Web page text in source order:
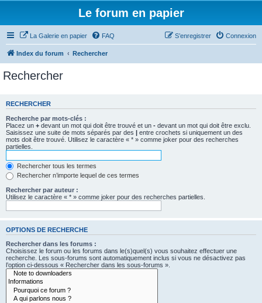
Le forum en papier
La Galerie en papier FAQ Connexion
S’enregistrer
Index du forum Rechercher
Rechercher
RECHERCHER
Recherche par mots-clés :
Placez un + devant un mot qui doit être trouvé et un - devant un mot qui doit être exclu.
Saisissez une suite de mots séparés par des | entre crochets si uniquement un des
mots doit être trouvé. Utilisez le caractère « * » comme joker pour des recherches
partielles.
Rechercher tous les termes
Rechercher n’importe lequel de ces termes
Rechercher par auteur :
Utilisez le caractère « * » comme joker pour des recherches partielles.
OPTIONS DE RECHERCHE
Rechercher dans les forums :
Choisissez le forum ou les forums dans le(s)quel(s) vous souhaitez effectuer une
recherche. Les sous-forums sont automatiquement inclus si vous ne désactivez pas
l’option ci-dessous « Rechercher dans les sous-forums ».